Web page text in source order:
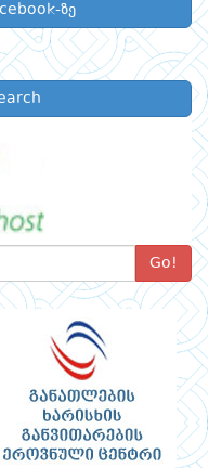
ზე
Go!